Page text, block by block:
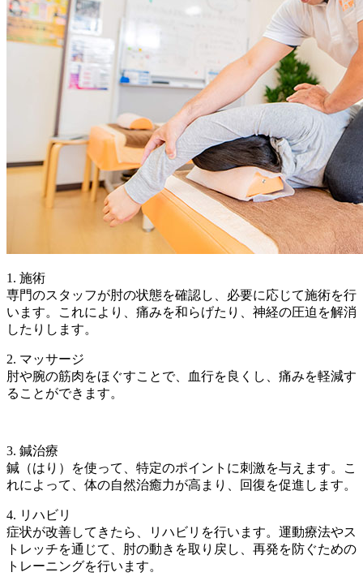
1. 施術
専門のスタッフが肘の状態を確認し、必要に応じて施術を行
います。これにより、痛みを和らげたり、神経の圧迫を解消
したりします。
2. マッサージ
肘や腕の筋肉をほぐすことで、血行を良くし、痛みを軽減す
ることができます。
3. 鍼治療
鍼（はり）を使って、特定のポイントに刺激を与えます。こ
れによって、体の自然治癒力が高まり、回復を促進します。
4. リハビリ
症状が改善してきたら、リハビリを行います。運動療法やス
トレッチを通じて、肘の動きを取り戻し、再発を防ぐための
トレーニングを行います。